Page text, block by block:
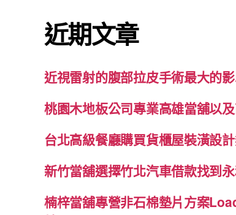
字:
近期文章
近視雷射的腹部拉皮手術最大的
桃園木地板公司專業高雄當舖以
台北高級餐廳購買貨櫃屋裝潢設
新竹當舖選擇竹北汽車借款找到
楠梓當舖專營非石棉墊片方案